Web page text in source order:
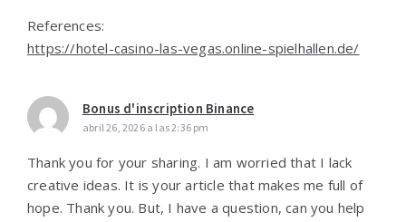
References:
https://hotel-casino-las-vegas.online-spielhallen.de/
Bonus d'inscription Binance
abril 26, 2026 a las 2:36 pm
Thank you for your sharing. I am worried that I lack
creative ideas. It is your article that makes me full of
hope. Thank you. But, I have a question, can you help